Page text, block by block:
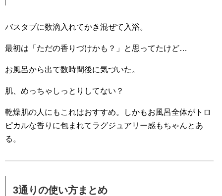
バスタブに数滴入れてかき混ぜて入浴。
最初は「ただの香りづけかも？」と思ってたけど…
お風呂から出て数時間後に気づいた。
肌、めっちゃしっとりしてない？
乾燥肌の人にもこれはおすすめ。
しかもお風呂全体がトロ
ピカルな香りに包まれてラグジュアリー感もちゃんとあ
る。
3通りの使い方まとめ